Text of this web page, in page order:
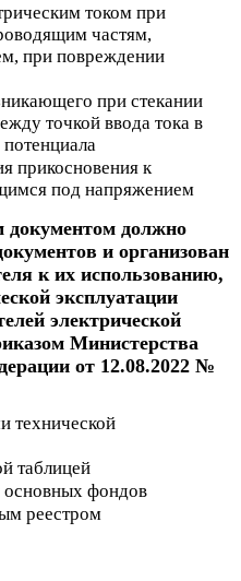
током при
частям,
при повреждении
при стекании
точкой ввода тока в
потенциала
прикосновения к
под напряжением
документом должно
и организован
к их использованию,
эксплуатации
электрической
Министерства
от 12.08.2022 №
технической
таблицей
основных фондов
реестром